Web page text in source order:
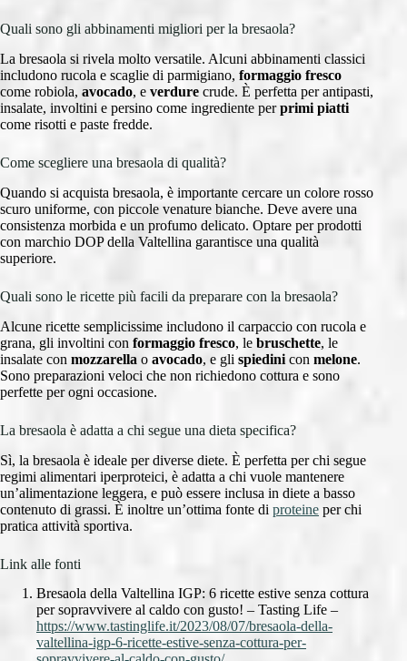
Quali sono gli abbinamenti migliori per la bresaola?
La bresaola si rivela molto versatile. Alcuni abbinamenti classici
includono rucola e scaglie di parmigiano, formaggio fresco
come robiola, avocado, e verdure crude. È perfetta per antipasti,
insalate, involtini e persino come ingrediente perprimi piatti
come risotti e paste fredde.
Come scegliere una bresaola di qualità?
Quando si acquista bresaola, è importante cercare un colore rosso
scuro uniforme, con piccole venature bianche. Deve avere una
consistenza morbida e un profumo delicato. Optare per prodotti
con marchio DOP della Valtellina garantisce una qualità
superiore.
Quali sono le ricette più facili da preparare con la bresaola?
Alcune ricette semplicissime includono il carpaccio con rucola e
grana, gli involtini con formaggio fresco, le bruschette, le
insalate con mozzarella o avocado, e gli spiedini con melone.
Sono preparazioni veloci che non richiedono cottura e sono
perfette per ogni occasione.
La bresaola è adatta a chi segue una dieta specifica?
Sì, la bresaola è ideale per diverse diete. È perfetta per chi segue
regimi alimentari iperproteici, è adatta a chi vuole mantenere
un’alimentazione leggera, e può essere inclusa in diete a basso
contenuto di grassi. È inoltre un’ottima fonte di proteine per chi
pratica attività sportiva.
Link alle fonti
Bresaola della Valtellina IGP: 6 ricette estive senza cottura
per sopravvivere al caldo con gusto! – Tasting Life –
https://www.tastinglife.it/2023/08/07/bresaola-della-
valtellina-igp-6-ricette-estive-senza-cottura-per-